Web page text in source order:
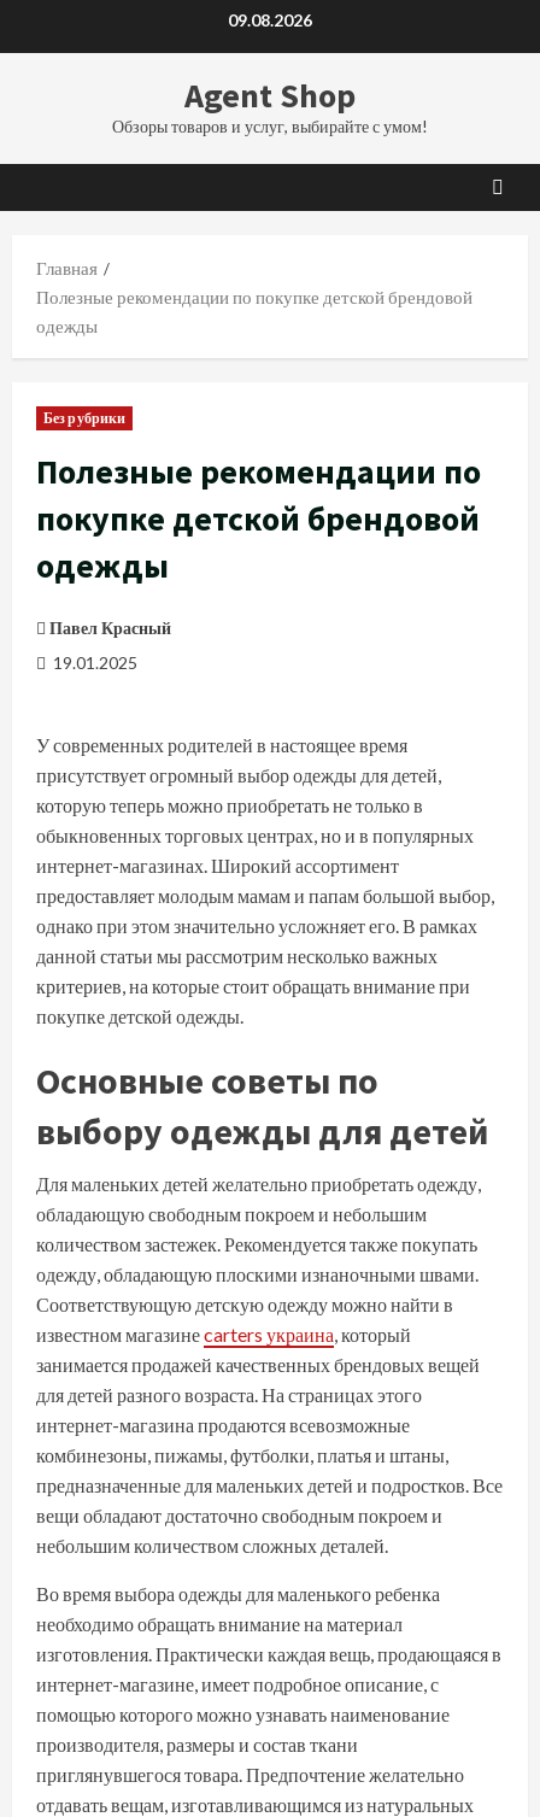
09.08.2026
Agent Shop
Обзоры товаров и услуг, выбирайте с умом!
Главная
Полезные рекомендации по покупке детской брендовой
одежды
Без рубрики
Полезные рекомендации по
покупке детской брендовой
одежды
Павел Красный
19.01.2025
У современных родителей в настоящее время
присутствует огромный выбор одежды для детей,
которую теперь можно приобретать не только в
обыкновенных торговых центрах, но и в популярных
интернет-магазинах. Широкий ассортимент
предоставляет молодым мамам и папам большой выбор,
однако при этом значительно усложняет его. В рамках
данной статьи мы рассмотрим несколько важных
критериев, на которые стоит обращать внимание при
покупке детской одежды.
Основные советы по
выбору одежды для детей
Для маленьких детей желательно приобретать одежду,
обладающую свободным покроем и небольшим
количеством застежек. Рекомендуется также покупать
одежду, обладающую плоскими изнаночными швами.
Соответствующую детскую одежду можно найти в
известном магазинеcarters украина, который
занимается продажей качественных брендовых вещей
для детей разного возраста. На страницах этого
интернет-магазина продаются всевозможные
комбинезоны, пижамы, футболки, платья и штаны,
предназначенные для маленьких детей и подростков. Все
вещи обладают достаточно свободным покроем и
небольшим количеством сложных деталей.
Во время выбора одежды для маленького ребенка
необходимо обращать внимание на материал
изготовления. Практически каждая вещь, продающаяся в
интернет-магазине, имеет подробное описание, с
помощью которого можно узнавать наименование
производителя, размеры и состав ткани
приглянувшегося товара. Предпочтение желательно
отдавать вещам, изготавливающимся из натуральных